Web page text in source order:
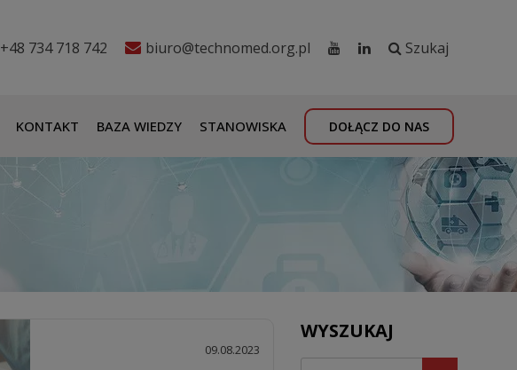
+48 734 718 742 biuro@technomed.org.pl Szukaj
KONTAKT BAZA WIEDZY STANOWISKA DOŁĄCZ DO NAS
09.08.2023
WYSZUKAJ